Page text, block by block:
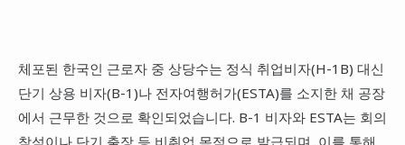
체포된 한국인 근로자 중 상당수는 정식 취업비자(H-1B) 대신
단기 상용 비자(B-1)나 전자여행허가(ESTA)를 소지한 채 공장
에서 근무한 것으로 확인되었습니다. B-1 비자와 ESTA는 회의